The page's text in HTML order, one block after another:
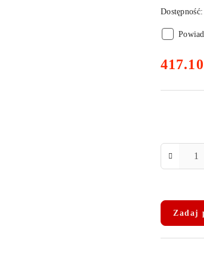
cena:
417.10
i
Zadaj